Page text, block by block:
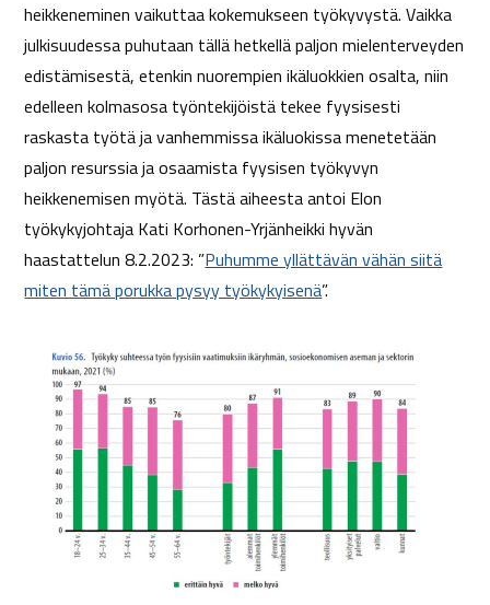
heikkeneminen vaikuttaa kokemukseen työkyvystä. Vaikka
julkisuudessa puhutaan tällä hetkellä paljon mielenterveyden
edistämisestä, etenkin nuorempien ikäluokkien osalta, niin
edelleen kolmasosa työntekijöistä tekee fyysisesti
raskasta työtä ja vanhemmissa ikäluokissa menetetään
paljon resurssia ja osaamista fyysisen työkyvyn
heikkenemisen myötä. Tästä aiheesta antoi Elon
työkykyjohtaja Kati Korhonen-Yrjänheikki hyvän
haastattelun 8.2.2023: ”Puhumme yllättävän vähän siitä
miten tämä porukka pysyy työkykyisenä”.